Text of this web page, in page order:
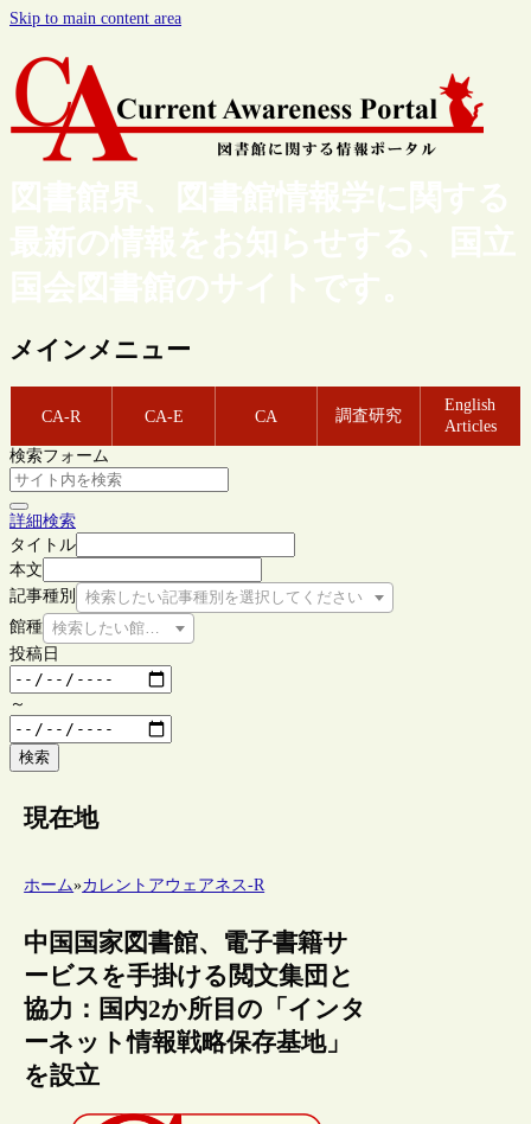
Skip to main content area
図書館界、図書館情報学に関する
最新の情報をお知らせする、国立
国会図書館のサイトです。
メインメニュー
CA-R CA-E CA 調査研究
English
Articles
検索フォーム
詳細検索
タイトル
本文
記事種別
検索したい記事種別を選択してください
館種 検索したい館種を選択してください
投稿日
～
検索
現在地
ホーム»カレントアウェアネス-R
中国国家図書館、電子書籍サ
ービスを手掛ける閲文集団と
協力：国内2か所目の「インタ
ーネット情報戦略保存基地」
を設立